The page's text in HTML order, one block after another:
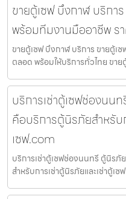
ขายตู้เซฟ บึงกาฬ บริกา
พร้อมทีมงานมืออาชีพ ร
ขายตู้เซฟ บึงกาฬ บริการ ขายตู้
ตลอด พร้อมให้บริการทั่วไทย ขาย
บริการเช่าตู้เซฟช่องนนท
คือบริการตู้นิรภัยสำหรับ
เซฟ.com
บริการเช่าตู้เซฟช่องนนทรี ตู้นิรภั
สำหรับการเช่าตู้นิรภัยและเช่าตู้เซ